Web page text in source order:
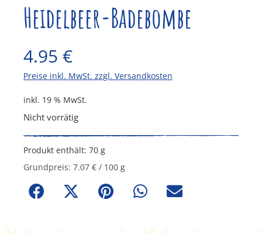
Heidelbeer-Badebombe
4.95 €
Preise inkl. MwSt. zzgl. Versandkosten
inkl. 19 % MwSt.
Nicht vorrätig
Produkt enthält: 70 g
Grundpreis: 7.07 € / 100 g